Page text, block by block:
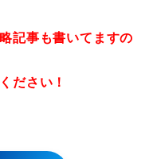
記事も書いてますの
ださい！